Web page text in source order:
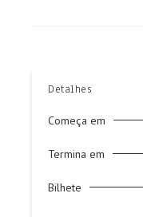
Detalhes
Começa em
Termina em
Bilhete